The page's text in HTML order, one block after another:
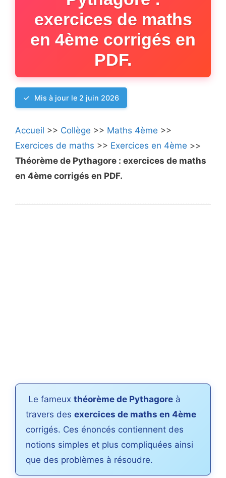
exercices de maths
en 4ème corrigés en
PDF.
Mis à jour le 2 juin 2026
Accueil >> Collège >> Maths 4ème >>
Exercices de maths >> Exercices en 4ème >>
Théorème de Pythagore : exercices de maths
en 4ème corrigés en PDF.
Le fameux théorème de Pythagore à
travers des exercices de maths en 4ème
corrigés. Ces énoncés contiennent des
notions simples et plus compliquées ainsi
que des problèmes à résoudre.